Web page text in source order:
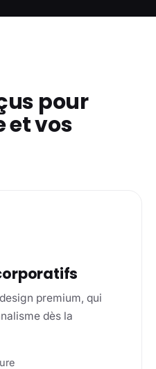
pour
et vos
premium, qui
dès la